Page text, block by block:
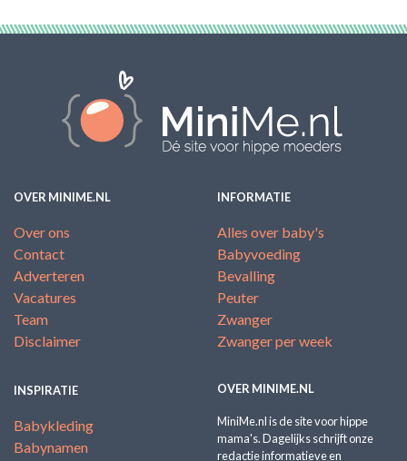
OVER MINIME.NL
Over ons
Contact
Adverteren
Vacatures
Team
Disclaimer
INFORMATIE
Alles over baby's
Babyvoeding
Bevalling
Peuter
Zwanger
Zwanger per week
INSPIRATIE
Babykleding
Babynamen
OVER MINIME.NL
MiniMe.nl is de site voor hippe
mama's. Dagelijks schrijft onze
redactie informatieve en